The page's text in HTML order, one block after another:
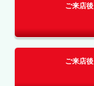
ご来店
ご来店